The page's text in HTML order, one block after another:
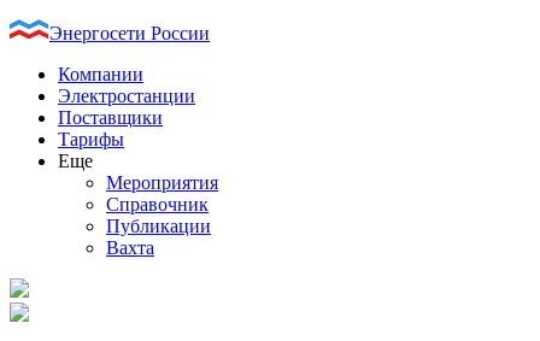
Энергосети России
Компании
Электростанции
Поставщики
Тарифы
Еще
Мероприятия
Справочник
Публикации
Вахта